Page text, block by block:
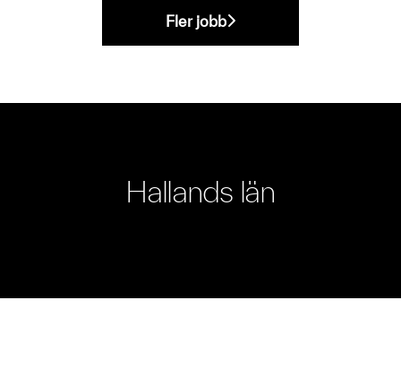
Fler jobb
Hallands län